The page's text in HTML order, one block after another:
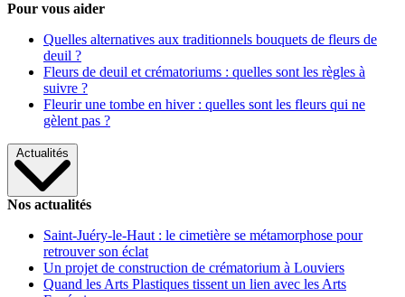
Pour vous aider
Quelles alternatives aux traditionnels bouquets de fleurs de
deuil ?
Fleurs de deuil et crématoriums : quelles sont les règles à
suivre ?
Fleurir une tombe en hiver : quelles sont les fleurs qui ne
gèlent pas ?
Actualités
Nos actualités
Saint-Juéry-le-Haut : le cimetière se métamorphose pour
retrouver son éclat
Un projet de construction de crématorium à Louviers
Quand les Arts Plastiques tissent un lien avec les Arts